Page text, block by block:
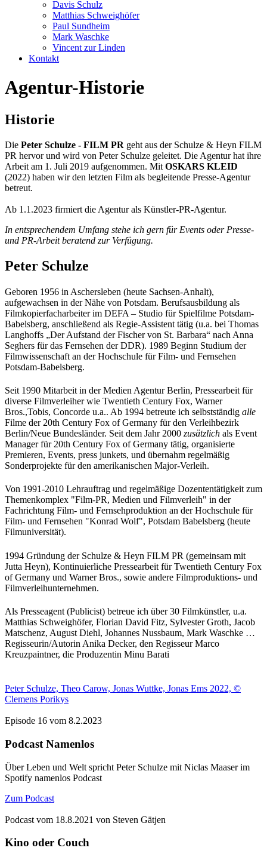
Davis Schulz
Matthias Schweighöfer
Paul Sundheim
Mark Waschke
Vincent zur Linden
Kontakt
Agentur-Historie
Historie
Die Peter Schulze - FILM PR geht aus der Schulze & Heyn FILM
PR hervor und wird von Peter Schulze geleitet. Die Agentur hat ihre
Arbeit am 1. Juli 2019 aufgenommen. Mit OSKARS KLEID
(2022) haben wir den letzten Film als begleitende Presse-Agentur
betreut.
Ab 1.1.2023 firmiert die Agentur als Künstler-PR-Agentur.
In entsprechendem Umfang stehe ich gern für Events oder Presse-
und PR-Arbeit beratend zur Verfügung.
Peter Schulze
Geboren 1956 in Aschersleben (heute Sachsen-Anhalt),
aufgewachsen in der Nähe von Potsdam. Berufsausbildung als
Filmkopierfacharbeiter im DEFA – Studio für Spielfilme Potsdam-
Babelsberg, anschließend als Regie-Assistent tätig (u.a. bei Thomas
Langhoffs „Der Aufstand der Fischer von St. Barbara“ nach Anna
Seghers für das Fernsehen der DDR). 1989 Beginn Studium der
Filmwissenschaft an der Hochschule für Film- und Fernsehen
Potsdam-Babelsberg.
Seit 1990 Mitarbeit in der Medien Agentur Berlin, Pressearbeit für
diverse Filmverleiher wie Twentieth Century Fox, Warner
Bros.,Tobis, Concorde u.a.. Ab 1994 betreute ich selbstständig alle
Filme der 20th Century Fox of Germany für den Verleihbezirk
Berlin/Neue Bundesländer. Seit dem Jahr 2000 zusätzlich als Event
Manager für 20th Century Fox of Germany tätig, organisierte
Premieren, Events, press junkets, und übernahm regelmäßig
Sonderprojekte für den amerikanischen Major-Verleih.
Von 1991-2010 Lehrauftrag und regelmäßige Dozententätigkeit zum
Themenkomplex "Film-PR, Medien und Filmverleih" in der
Fachrichtung Film- und Fernsehproduktion an der Hochschule für
Film- und Fernsehen "Konrad Wolf", Potsdam Babelsberg (heute
Filmuniversität).
1994 Gründung der Schulze & Heyn FILM PR (gemeinsam mit
Jutta Heyn), Kontinuierliche Pressearbeit für Twentieth Century Fox
of Germany und Warner Bros., sowie andere Filmproduktions- und
Filmverleihunternehmen.
Als Presseagent (Publicist) betreue ich über 30 Filmkünstler, u.a.
Matthias Schweighöfer, Florian David Fitz, Sylvester Groth, Jacob
Matschenz, August Diehl, Johannes Nussbaum, Mark Waschke …
Regisseurin/Autorin Anika Decker, den Regisseur Marco
Kreuzpaintner, die Produzentin Minu Barati
Peter Schulze, Theo Carow, Jonas Wuttke, Jonas Ems 2022, ©
Clemens Porikys
Episode 16 vom 8.2.2023
Podcast Namenlos
Über Leben und Welt spricht Peter Schulze mit Niclas Maaser im
Spotify namenlos Podcast
Zum Podcast
Podcast vom 18.8.2021 von Steven Gätjen
Kino oder Couch